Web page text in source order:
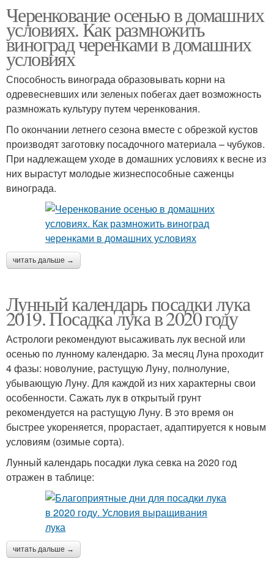
Черенкование осенью в домашних
условиях. Как размножить
виноград черенками в домашних
условиях
Способность винограда образовывать корни на
одревесневших или зеленых побегах дает возможность
размножать культуру путем черенкования.
По окончании летнего сезона вместе с обрезкой кустов
производят заготовку посадочного материала – чубуков.
При надлежащем уходе в домашних условиях к весне из
них вырастут молодые жизнеспособные саженцы
винограда.
читать дальше →
Лунный календарь посадки лука
2019. Посадка лука в 2020 году
Астрологи рекомендуют высаживать лук весной или
осенью по лунному календарю. За месяц Луна проходит
4 фазы: новолуние, растущую Луну, полнолуние,
убывающую Луну. Для каждой из них характерны свои
особенности. Сажать лук в открытый грунт
рекомендуется на растущую Луну. В это время он
быстрее укореняется, прорастает, адаптируется к новым
условиям (озимые сорта).
Лунный календарь посадки лука севка на 2020 год
отражен в таблице:
читать дальше →